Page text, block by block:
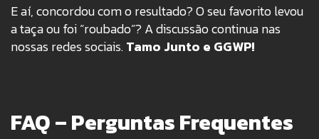
E aí, concordou com o resultado? O seu favorito levou
a taça ou foi “roubado”? A discussão continua nas
nossas redes sociais.Tamo Junto e GGWP!
FAQ – Perguntas Frequentes